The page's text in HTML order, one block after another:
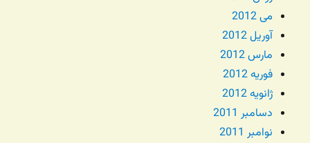
می 2012
آوریل 2012
مارس 2012
فوریه 2012
ژانویه 2012
دسامبر 2011
نوامبر 2011